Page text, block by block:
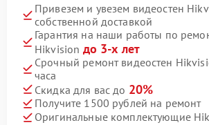
Привезем и увезем видеостен
собственной доставкой
Гарантия на наши работы по
Hikvision до 3-х лет
Срочный ремонт видеостен
часа
Скидка для вас до 20%
Получите 1500 рублей на ремонт
Оригинальные комплектующие